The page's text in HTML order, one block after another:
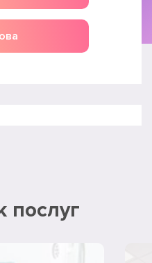
послуг